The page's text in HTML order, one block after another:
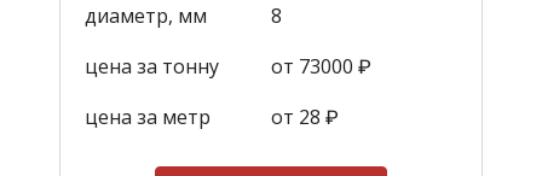
диаметр, мм
8
цена за тонну
от 73000 ₽
цена за метр
от 28 ₽